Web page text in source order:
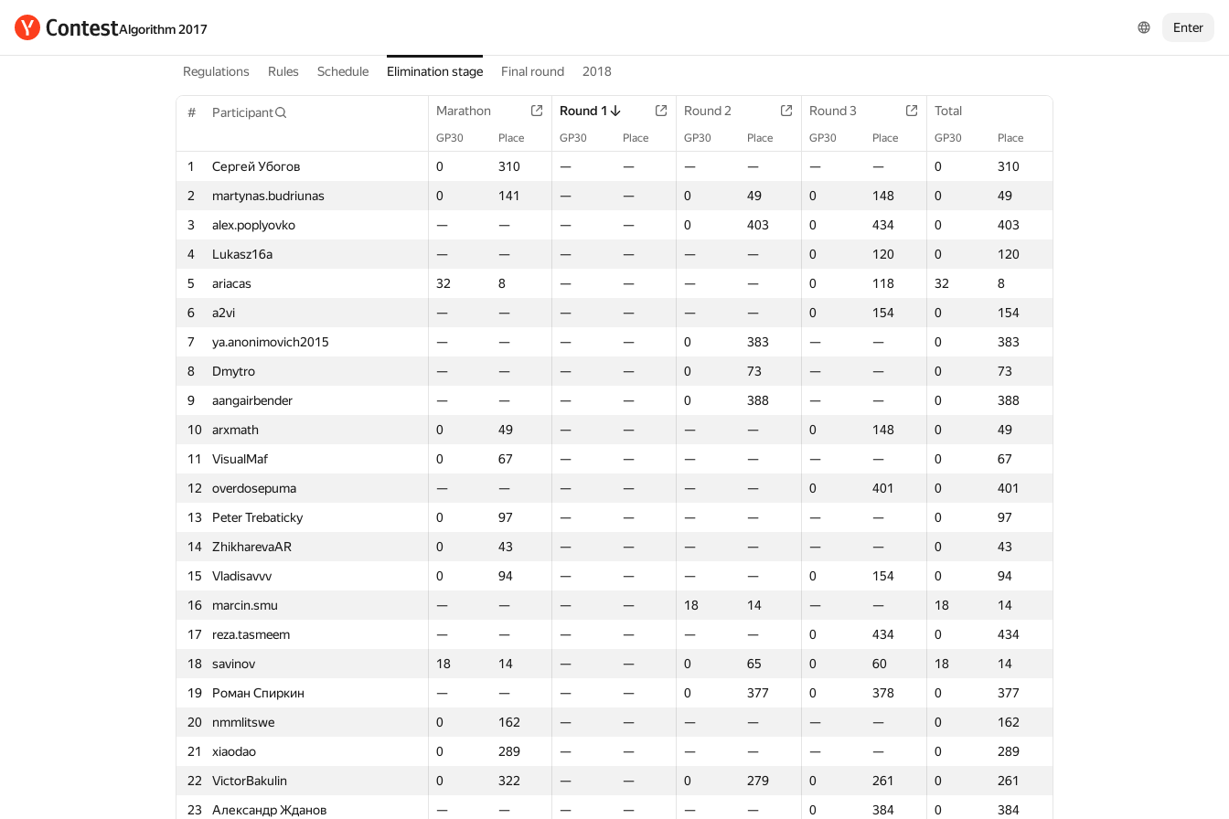
Algorithm 2017 Enter
Regulations Rules Schedule Elimination stage Final round 2018
# Participant Marathon Round 1 Round 2 Round 3 Total
GP30 Place GP30 Place GP30 Place GP30 Place GP30 Place
1 Сергей Убогов 0 310 — — — — — — 0
310
2
martynas.budriunas 0 141 — — 0 49 0 148 0
49
3
alex.poplyovko — — — — 0 403 0 434 0
403
4
Lukasz16a — — — — — — 0 120 0
120
5
ariacas 32 8 — — — — 0 118 32
8
6
a2vi — — — — — — 0 154 0
154
7
ya.anonimovich2015 — — — — 0 383 — — 0
383
8
Dmytro — — — — 0 73 — — 0
73
9
aangairbender — — — — 0 388 — — 0
388
10
arxmath 0 49 — — — — 0 148 0
49
11
VisualMaf 0 67 — — — — — — 0
67
12
overdosepuma — — — — — — 0 401 0
401
13
Peter Trebaticky 0 97 — — — — — — 0
97
14
ZhikharevaAR 0 43 — — — — — — 0
43
15
Vladisavvv 0 94 — — — — 0 154 0
94
16
marcin.smu — — — — 18 14 — — 18
14
17
reza.tasmeem — — — — — — 0 434 0
434
18
savinov 18 14 — — 0 65 0 60 18
14
19
Роман Спиркин — — — — 0 377 0 378 0
377
20
nmmlitswe 0 162 — — — — — — 0
162
21
xiaodao 0 289 — — — — — — 0
289
22
VictorBakulin 0 322 — — 0 279 0 261 0
261
23
Александр Жданов — — — — — — 0 384 0
384
Participant Marathon Round 2 Round 3 Total
GP30 Place GP30 Place